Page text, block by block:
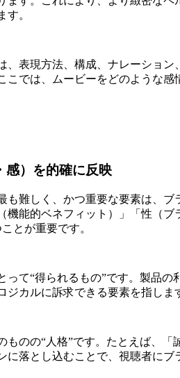
す。
、表現方法、構成、ナレーショ
こでは、ムービーをどのような
感）を的確に反映
も難しく、かつ重要な要素は、
機能的ベネフィット）」「性（
とが重要です。
って“得られるもの”です。製品
ジカルに訴求できる要素を指しま
ものの“人格”です。たとえば、
に落とし込むことで、視聴者に